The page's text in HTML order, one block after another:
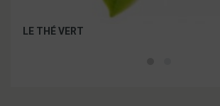
LE THÉ VERT